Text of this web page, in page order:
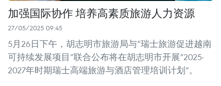
加强国际协作 培养高素质旅游人力资源
27/05/2025 09:45
5月26日下午，胡志明市旅游局与“瑞士旅游促进越南
可持续发展项目”联合公布将在胡志明市开展“2025-
2027年时期瑞士高端旅游与酒店管理培训计划”。